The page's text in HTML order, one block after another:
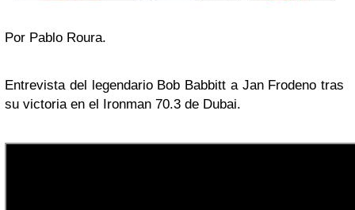
Por Pablo Roura.
Entrevista del legendario Bob Babbitt a Jan Frodeno tras
su victoria en el Ironman 70.3 de Dubai.